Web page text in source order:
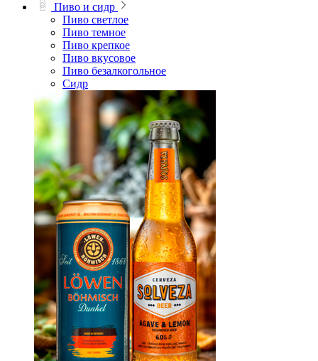
Пиво и сидр
Пиво светлое
Пиво темное
Пиво крепкое
Пиво вкусовое
Пиво безалкогольное
Сидр